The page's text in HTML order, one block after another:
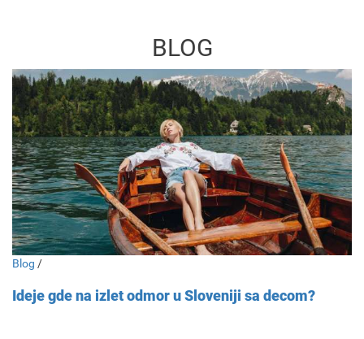
BLOG
Blog /
Ideje gde na izlet odmor u Sloveniji sa decom?